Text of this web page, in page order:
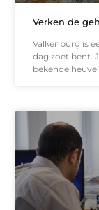
Verken de
Valkenburg is
dag zoet bent.
bekende